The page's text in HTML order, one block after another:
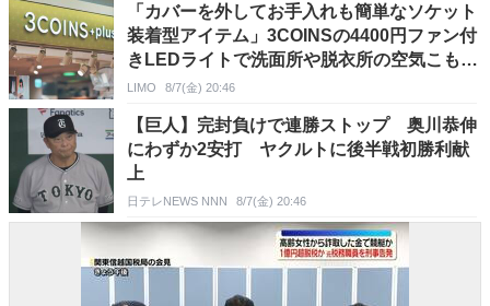
「カバーを外してお手入れも簡単なソケット
装着型アイテム」3COINSの4400円ファン付
きLEDライトで洗面所や脱衣所の空気こもり
予防を
LIMO 8/7(金) 20:46
【巨人】完封負けで連勝ストップ 奥川恭伸
にわずか2安打 ヤクルトに後半戦初勝利献
上
日テレNEWS NNN 8/7(金) 20:46